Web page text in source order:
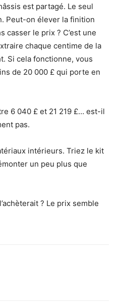
est partagé. Le seul
Peut-on élever la finition
casser le prix ? C’est une
chaque centime de la
Si cela fonctionne, vous
de 20 000 £ qui porte en
6 040 £ et 21 219 £… est-il
pas.
intérieurs. Triez le kit
un peu plus que
? Le prix semble